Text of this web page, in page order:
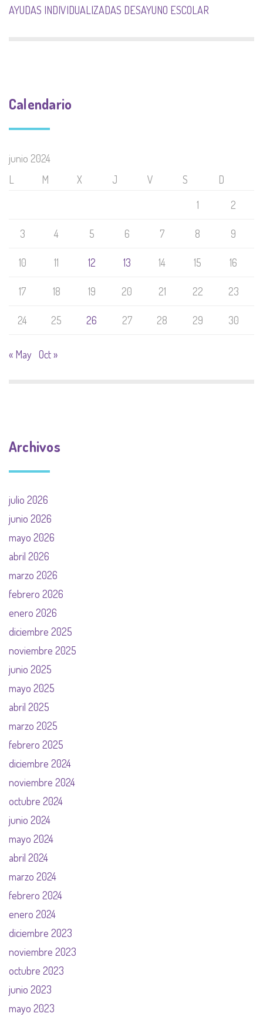
AYUDAS INDIVIDUALIZADAS DESAYUNO ESCOLAR
Calendario
junio 2024
L
M X J V S
D
1
2
3 4 5 6 7 8 9
10 11 12 13 14 15 16
17 18 19 20 21 22 23
24 25 26 27 28 29 30
« May Oct »
Archivos
julio 2026
junio 2026
mayo 2026
abril 2026
marzo 2026
febrero 2026
enero 2026
diciembre 2025
noviembre 2025
junio 2025
mayo 2025
abril 2025
marzo 2025
febrero 2025
diciembre 2024
noviembre 2024
octubre 2024
junio 2024
mayo 2024
abril 2024
marzo 2024
febrero 2024
enero 2024
diciembre 2023
noviembre 2023
octubre 2023
junio 2023
mayo 2023